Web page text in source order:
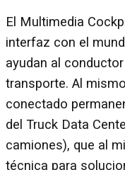
El Multimedia
interfaz con el
ayudan al
transporte. Al
conectado
del Truck Data
camiones), que al
técnica para